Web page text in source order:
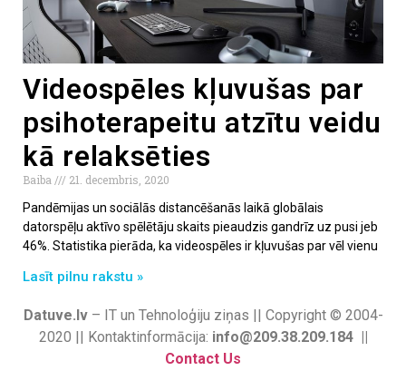
Videospēles kļuvušas par
psihoterapeitu atzītu veidu
kā relaksēties
Baiba
21. decembris, 2020
Pandēmijas un sociālās distancēšanās laikā globālais
datorspēļu aktīvo spēlētāju skaits pieaudzis gandrīz uz pusi jeb
46%. Statistika pierāda, ka videospēles ir kļuvušas par vēl vienu
Lasīt pilnu rakstu »
Datuve.lv– IT un Tehnoloģiju ziņas || Copyright © 2004-
2020 || Kontaktinformācija: info@209.38.209.184 ||
Contact Us